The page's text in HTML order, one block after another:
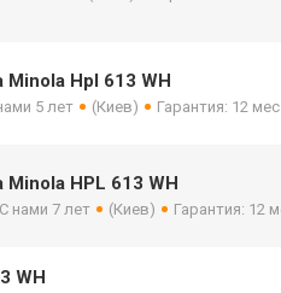
Minola Hpl 613 WH
5 лет (Киев) Гарантия: 12 мес.
Minola HPL 613 WH
С нами 7 лет (Киев) Гарантия: 12
WH